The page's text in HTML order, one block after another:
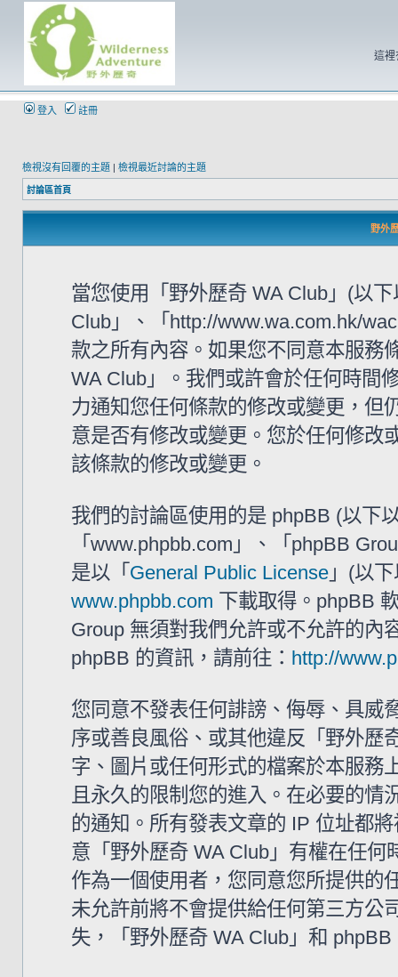
這裡
登入 註冊
檢視沒有回覆的主題 | 檢視最近討論的主題
討論區首頁
野外
當您使用「野外歷奇 WA Club」(以
Club」、「http://www.wa.com.hk/
款之所有內容。如果您不同意本服務
WA Club」。我們或許會於任何時間
力通知您任何條款的修改或變更，但
意是否有修改或變更。您於任何修改
該條款的修改或變更。
我們的討論區使用的是 phpBB (以下
「www.phpbb.com」、「phpBB
是以「 General Public License 」(以
www.phpbb.com 下載取得。phpBB
Group 無須對我們允許或不允許的內
phpBB 的資訊，請前往： http://
您同意不發表任何誹謗、侮辱、具威
序或善良風俗、或其他違反「野外歷
字、圖片或任何形式的檔案於本服務
且永久的限制您的進入。在必要的情
的通知。所有發表文章的 IP 位址都
意「野外歷奇 WA Club」有權在任
作為一個使用者，您同意您所提供的
未允許前將不會提供給任何第三方公
失，「野外歷奇 WA Club」和